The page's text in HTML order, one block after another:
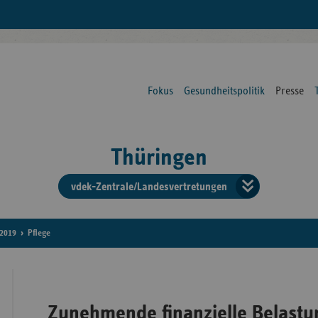
Fokus Gesundheitspolitik Presse
Thüringen
vdek-Zentrale/Landesvertretungen
der
2019 Pflege
Zunehmende finanzielle